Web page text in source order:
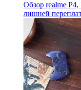
Обзор realme
лишней